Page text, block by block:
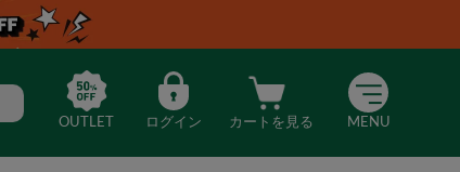
OUTLET ログイン カートを見る MENU